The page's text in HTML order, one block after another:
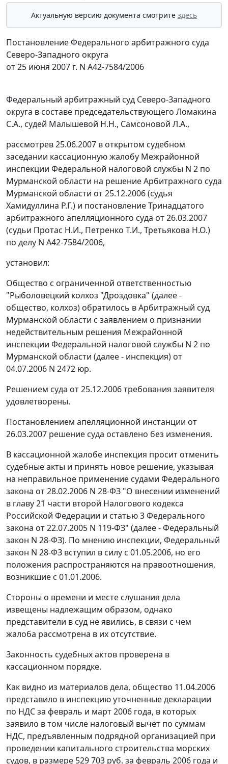
Актуальную версию документа смотрите здесь
Постановление Федерального арбитражного суда
Северо-Западного округа
от 25 июня 2007 г. N А42-7584/2006
Федеральный арбитражный суд Северо-Западного
округа в составе председательствующего Ломакина
С.А., судей Малышевой Н.Н., Самсоновой Л.А.,
рассмотрев 25.06.2007 в открытом судебном
заседании кассационную жалобу Межрайонной
инспекции Федеральной налоговой службы N 2 по
Мурманской области на решение Арбитражного суда
Мурманской области от 25.12.2006 (судья
Хамидуллина Р.Г.) и постановление Тринадцатого
арбитражного апелляционного суда от 26.03.2007
(судьи Протас Н.И., Петренко Т.И., Третьякова Н.О.)
по делу N А42-7584/2006,
установил:
Общество с ограниченной ответственностью
"Рыболовецкий колхоз "Дроздовка" (далее -
общество, колхоз) обратилось в Арбитражный суд
Мурманской области с заявлением о признании
недействительным решения Межрайонной
инспекции Федеральной налоговой службы N 2 по
Мурманской области (далее - инспекция) от
04.07.2006 N 2472 юр.
Решением суда от 25.12.2006 требования заявителя
удовлетворены.
Постановлением апелляционной инстанции от
26.03.2007 решение суда оставлено без изменения.
В кассационной жалобе инспекция просит отменить
судебные акты и принять новое решение, указывая
на неправильное применение судами Федерального
закона от 28.02.2006 N 28-ФЗ "О внесении изменений
в главу 21 части второй Налогового кодекса
Российской Федерации и статью 3 Федерального
закона от 22.07.2005 N 119-ФЗ" (далее - Федеральный
закон N 28-ФЗ). По мнению инспекции, Федеральный
закон N 28-ФЗ вступил в силу с 01.05.2006, но его
положения распространяются на правоотношения,
возникшие с 01.01.2006.
Стороны о времени и месте слушания дела
извещены надлежащим образом, однако
представители в суд не явились, в связи с чем
жалоба рассмотрена в их отсутствие.
Законность судебных актов проверена в
кассационном порядке.
Как видно из материалов дела, общество 11.04.2006
представило в инспекцию уточненные декларации
по НДС за февраль и март 2006 года, в которых
заявило в том числе налоговый вычет по суммам
НДС, предъявленным подрядной организацией при
проведении капитального строительства морских
судов, в размере 529 703 руб. за февраль 2006 года и